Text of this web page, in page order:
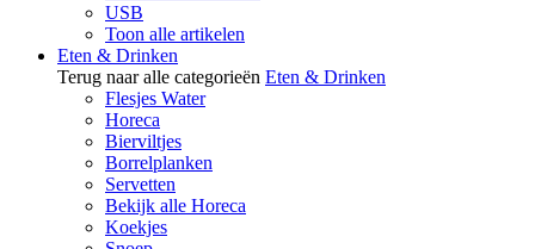
USB
Toon alle artikelen
Eten & Drinken
Terug naar alle categorieën Eten & Drinken
Flesjes Water
Horeca
Bierviltjes
Borrelplanken
Servetten
Bekijk alle Horeca
Koekjes